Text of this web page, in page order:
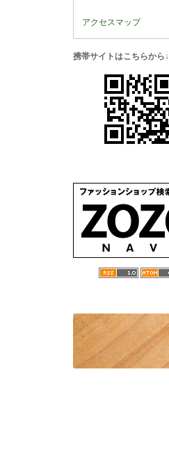
アクセスマップ
携帯サイトはこちらから↓